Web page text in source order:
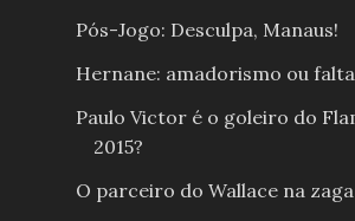
Pós-Jogo: Desculpa, Manaus!
Hernane: amadorismo ou
Paulo Victor é o goleiro do
2015?
O parceiro do Wallace na